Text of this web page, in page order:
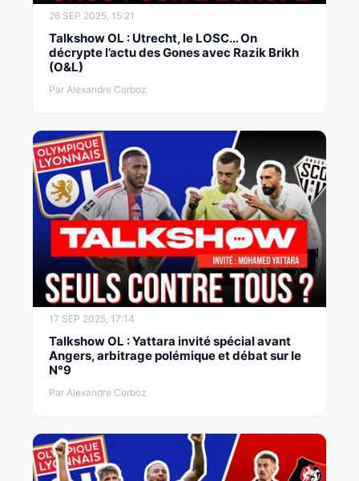
26 SEP 2025, 15:21
Talkshow OL : Utrecht, le LOSC… On
décrypte l’actu des Gones avec Razik Brikh
(O&L)
Par Alexandre Corboz
17 SEP 2025, 17:14
Talkshow OL : Yattara invité spécial avant
Angers, arbitrage polémique et débat sur le
N°9
Par Alexandre Corboz